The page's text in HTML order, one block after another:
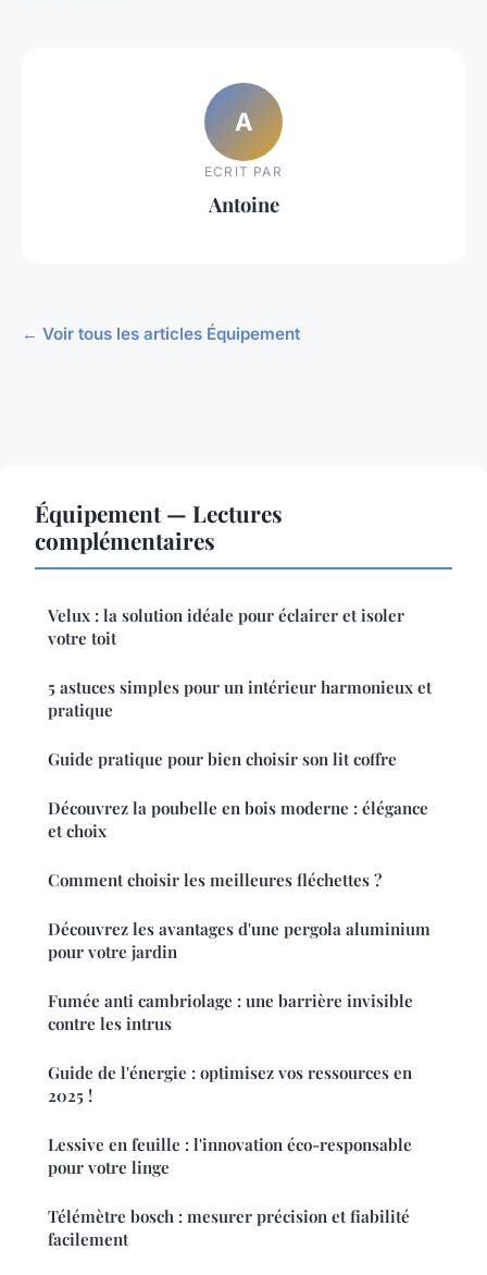
A
ECRIT PAR
Antoine
← Voir tous les articles Équipement
Équipement — Lectures
complémentaires
Velux : la solution idéale pour éclairer et isoler
votre toit
5 astuces simples pour un intérieur harmonieux et
pratique
Guide pratique pour bien choisir son lit coffre
Découvrez la poubelle en bois moderne : élégance
et choix
Comment choisir les meilleures fléchettes ?
Découvrez les avantages d'une pergola aluminium
pour votre jardin
Fumée anti cambriolage : une barrière invisible
contre les intrus
Guide de l'énergie : optimisez vos ressources en
2025 !
Lessive en feuille : l'innovation éco-responsable
pour votre linge
Télémètre bosch : mesurer précision et fiabilité
facilement